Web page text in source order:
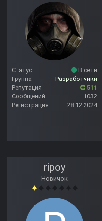
Статус
В сети
Группа
Разработчики
Репутация
511
Сообщений
1032
Регистрация
28.12.2024
ripoy
Новичок